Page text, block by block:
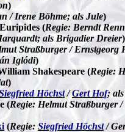
)
/ Irene Böhme; als Jule)
(Regie: Berndt
als Brigadier Dreier)
Straßburger /
Iglódi)
Shakespeare (Regie:
)
Höchst/Gert Hof;
(Regie: Helmut Straßburger
(Regie: Siegfried Höchst/